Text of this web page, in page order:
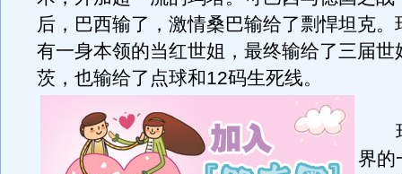
后，巴西输了，激情桑巴输给了剽悍坦克。
有一身本领的当红世姐，最终输给了三届世
茨，也输给了点球和12码生死线。
玛
界的